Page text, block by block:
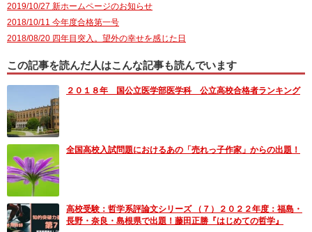
2019/10/27 新ホームページのお知らせ
2018/10/11 今年度合格第一号
2018/08/20 四年目突入。望外の幸せを感じた日
この記事を読んだ人はこんな記事も読んでいます
２０１８年 国公立医学部医学科 公立高校合格者ランキング
全国高校入試問題におけるあの「売れっ子作家」からの出題！
高校受験：哲学系評論文シリーズ （７）２０２２年度：福島・
長野・奈良・島根県で出題！藤田正勝『はじめての哲学』